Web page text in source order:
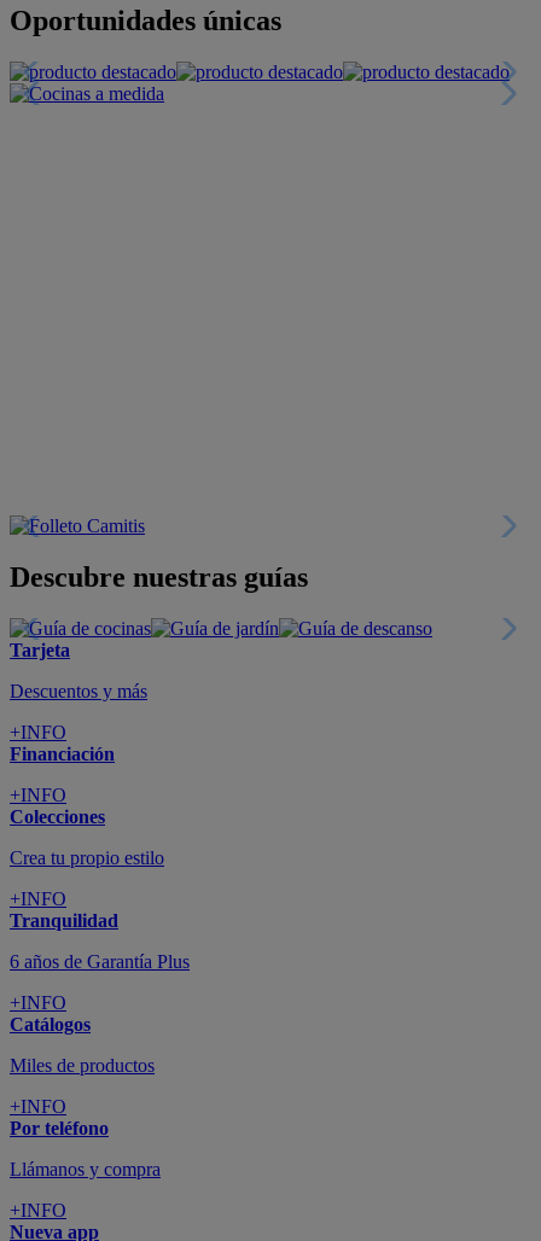
Oportunidades únicas
Descubre nuestras guías
Tarjeta
Descuentos y más
+INFO
Financiación
+INFO
Colecciones
Crea tu propio estilo
+INFO
Tranquilidad
6 años de Garantía Plus
+INFO
Catálogos
Miles de productos
+INFO
Por teléfono
Llámanos y compra
+INFO
Nueva app